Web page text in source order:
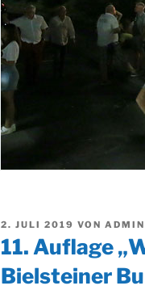
VERÖFFENTLICHT
AM
2. JULI 2019 VON ADMIN
11. Auflage
Bielsteiner